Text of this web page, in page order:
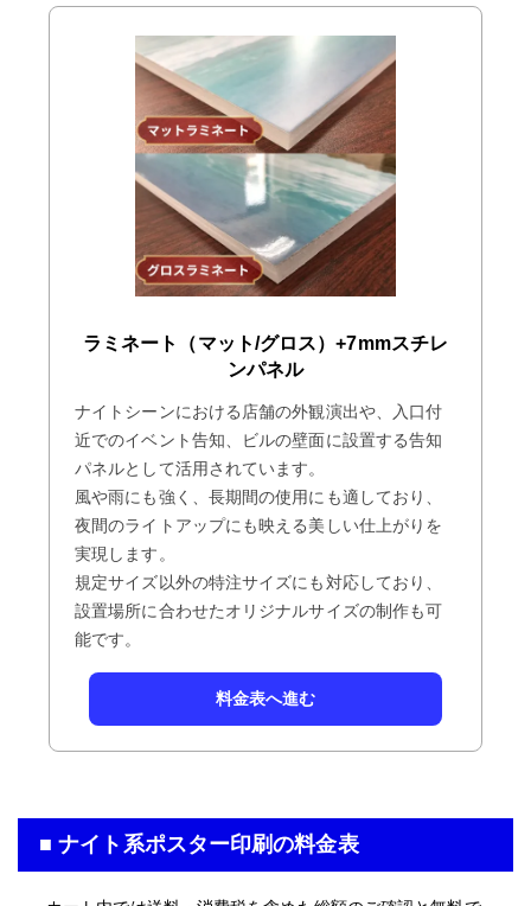
ラミネート（マット/グロス）+7mmスチレ
ンパネル
ナイトシーンにおける店舗の外観演出や、入口付
近でのイベント告知、ビルの壁面に設置する告知
パネルとして活用されています。
風や雨にも強く、長期間の使用にも適しており、
夜間のライトアップにも映える美しい仕上がりを
実現します。
規定サイズ以外の特注サイズにも対応しており、
設置場所に合わせたオリジナルサイズの制作も可
能です。
料金表へ進む
■ ナイト系ポスター印刷の料金表